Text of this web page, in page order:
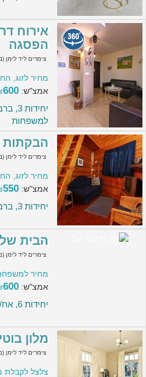
אירוח
הפסגה
צימרים ליד לימן
מחיר לזוג,
אמצ"ש:600
למשפחות
הבקתות
צימרים ליד לימן
מחיר לזוג,
אמצ"ש:550
יחידות 3, ברביקיו בחצר
הבית
צימרים ליד לימן
מחיר
אמצ"ש:600
יחידות 6, אח/ קמין, טיפולי ספא ועיסויים
מלון
צימרים ליד לימן
צלצל לקבלת